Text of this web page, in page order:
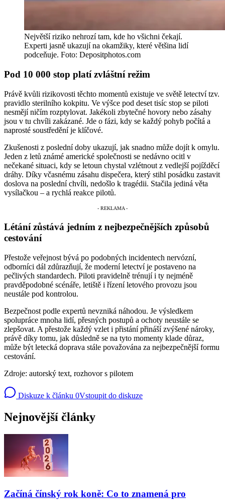
Největší riziko nehrozí tam, kde ho všichni čekají.
Experti jasně ukazují na okamžiky, které většina lidí
podceňuje. Foto: Depositphotos.com
Pod 10 000 stop platí zvláštní režim
Právě kvůli rizikovosti těchto momentů existuje ve světě letectví tzv.
pravidlo sterilního kokpitu. Ve výšce pod deset tisíc stop se piloti
nesmějí ničím rozptylovat. Jakékoli zbytečné hovory nebo zásahy
jsou v tu chvíli zakázané. Jde o fázi, kdy se každý pohyb počítá a
naprosté soustředění je klíčové.
Zkušenosti z poslední doby ukazují, jak snadno může dojít k omylu.
Jeden z letů známé americké společnosti se nedávno ocitl v
nečekané situaci, kdy se letoun chystal vzlétnout z vedlejší pojížděcí
dráhy. Díky včasnému zásahu dispečera, který stihl posádku zastavit
doslova na poslední chvíli, nedošlo k tragédii. Stačila jediná věta
vysílačkou – a rychlá reakce pilotů.
Létání zůstává jedním z nejbezpečnějších způsobů
cestování
Přestože veřejnost bývá po podobných incidentech nervózní,
odborníci dál zdůrazňují, že moderní letectví je postaveno na
pečlivých standardech. Piloti pravidelně trénují i ty nejméně
pravděpodobné scénáře, letiště i řízení letového provozu jsou
neustále pod kontrolou.
Bezpečnost podle expertů nevzniká náhodou. Je výsledkem
spolupráce mnoha lidí, přesných postupů a ochoty neustále se
zlepšovat. A přestože každý vzlet i přistání přináší zvýšené nároky,
právě díky tomu, jak důsledně se na tyto momenty klade důraz,
může být letecká doprava stále považována za nejbezpečnější formu
cestování.
Zdroje: autorský text, rozhovor s pilotem
Diskuze k článku 0Vstoupit do diskuze
Nejnovější články
Začíná čínský rok koně: Co to znamená pro